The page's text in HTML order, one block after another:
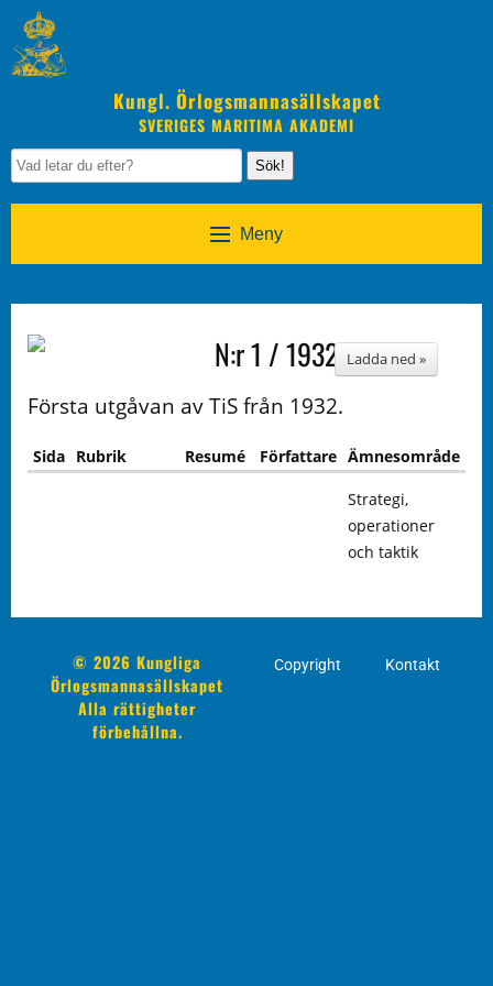
Kungl. Örlogsmannasällskapet
SVERIGES MARITIMA AKADEMI
Sök!
Meny
N:r 1 / 1932 Ladda ned »
Första utgåvan av TiS från 1932.
Sida Rubrik Resumé Författare Ämnesområde
Strategi,
operationer
och taktik
© 2026 Kungliga
Örlogsmannasällskapet
Alla rättigheter
förbehållna.
Copyright Kontakt